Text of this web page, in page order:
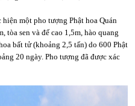
một pho tượng Phật hoa Quán
tòa sen và đế cao 1,5m, hào quang
bất tử (khoảng 2,5 tấn) do 600 Phật
20 ngày. Pho tượng đã được xác